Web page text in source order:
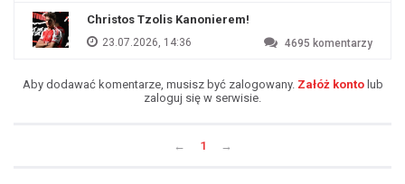
Christos Tzolis Kanonierem!
23.07.2026, 14:36 4695 komentarzy
Aby dodawać komentarze, musisz być zalogowany. Załóż kontolub
zaloguj się w serwisie.
← 1 →